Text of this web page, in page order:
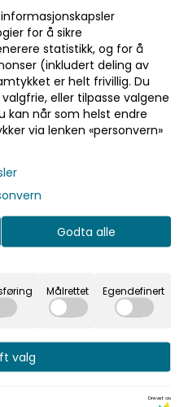
sitt bad
for å sikre
statistikk, og for å
(inkludert deling av
er helt frivillig. Du
eller tilpasse valgene
kan når som helst endre
via lenken «personvern»
Godta alle
Målrettet Egendefinert
valg
Drevet av